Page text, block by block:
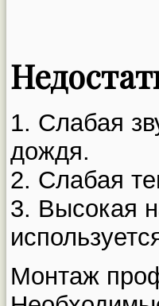
1. Слабая
дождя.
2. Слабая
3. Высокая
Монтаж